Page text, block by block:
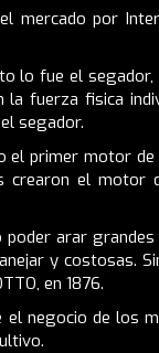
por
lo fue el
fuerza fisica
segador.
primer motor
el motor
arar
y costosas.
en 1876.
negocio de los